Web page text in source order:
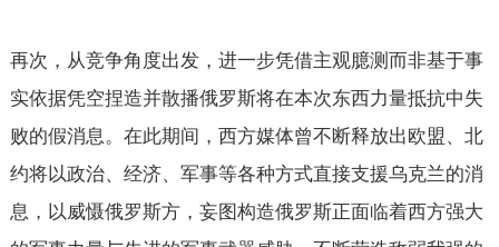
再次，从竞争角度出发，进一步凭借主观臆测而非基于事
实依据凭空捏造并散播俄罗斯将在本次东西力量抵抗中失
败的假消息。在此期间，西方媒体曾不断释放出欧盟、北
约将以政治、经济、军事等各种方式直接支援乌克兰的消
息，以威慑俄罗斯方，妄图构造俄罗斯正面临着西方强大